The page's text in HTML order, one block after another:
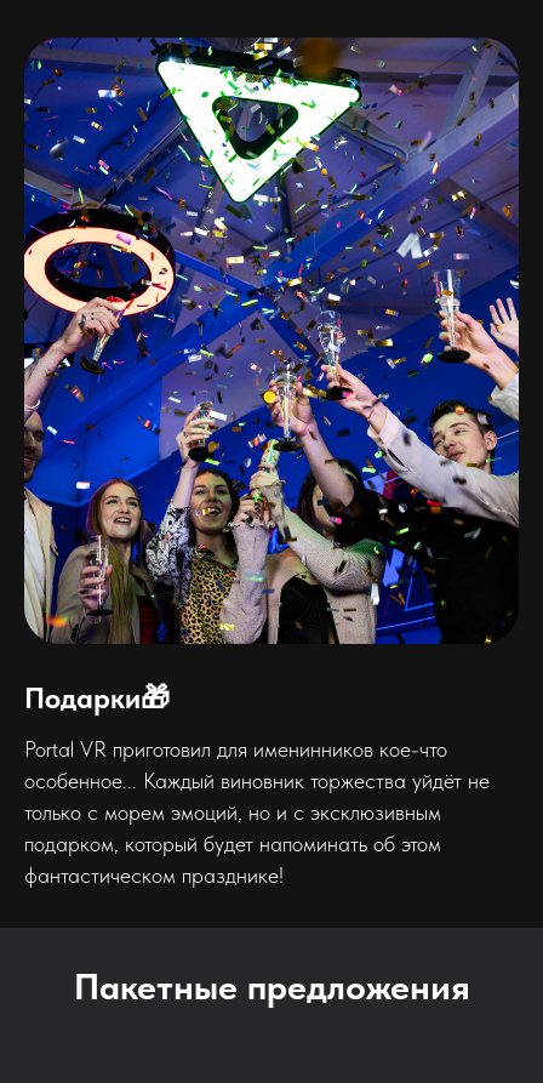
Подарки🎁
Portal VR приготовил для именинников кое-что
особенное... Каждый виновник торжества уйдёт не
только с морем эмоций, но и с эксклюзивным
подарком, который будет напоминать об этом
фантастическом празднике!
Пакетные предложения